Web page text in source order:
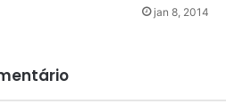
jan 8, 2014